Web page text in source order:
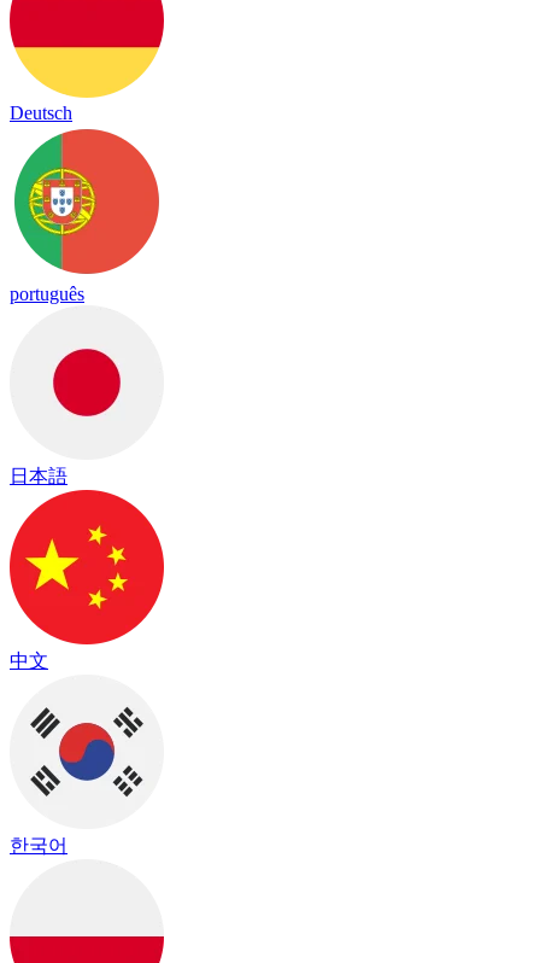
Deutsch
português
日本語
中文
한국어